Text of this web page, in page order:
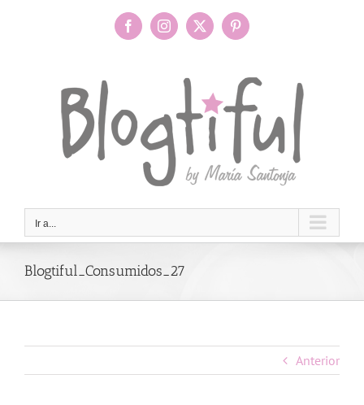
FacebookInstagram
X Pinterest
Ir a...
Blogtiful_Consumidos_27
Anterior